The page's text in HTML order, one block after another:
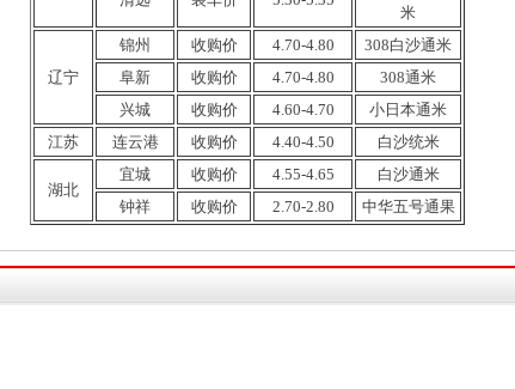
米
辽宁
锦州 收购价 4.70-4.80
308白沙通米
阜新
收购价 4.70-4.80
308通米
兴城
收购价 4.60-4.70 小日本通米
江苏
连云港 收购价 4.40-4.50 白沙统米
湖北
宜城 收购价 4.55-4.65
白沙通米
钟祥
收购价 2.70-2.80 中华五号通果